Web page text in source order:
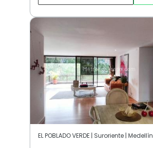
EL POBLADO VERDE | Suroriente | Medellín